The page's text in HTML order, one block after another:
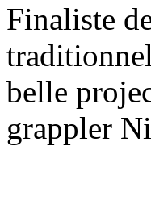
Finaliste
belle
grappler